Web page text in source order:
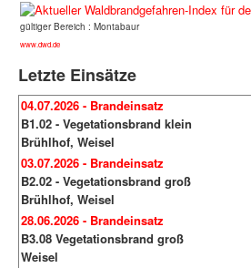
gültiger Bereich : Montabaur
www.dwd.de
Letzte Einsätze
04.07.2026 - Brandeinsatz
B1.02 - Vegetationsbrand klein
Brühlhof, Weisel
03.07.2026 - Brandeinsatz
B2.02 - Vegetationsbrand groß
Brühlhof, Weisel
28.06.2026 - Brandeinsatz
B3.08 Vegetationsbrand groß
Weisel